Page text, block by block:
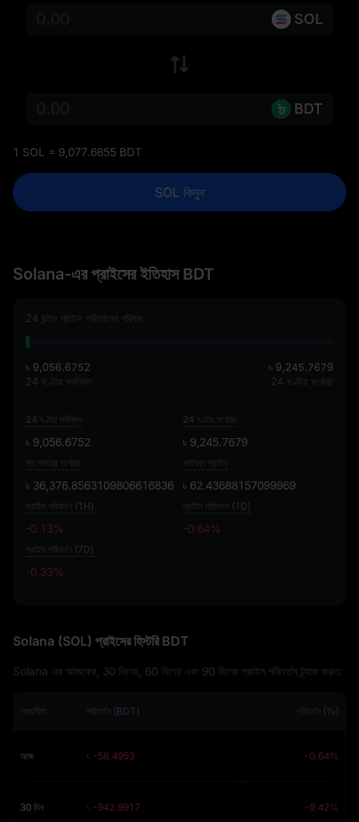
SOL
BDT
1 SOL = 9,077.6855 BDT
SOL কিনুন
Solana-এর প্রাইসের ইতিহাস BDT
24 ঘন্টার প্রাইস পরিবর্তনের পরিসর:
৳ 9,056.6752
24 ঘণ্টায় সর্বনিম্ন
৳ 9,245.7679
24 ঘণ্টায় সর্বোচ্চ
24 ঘণ্টায় সর্বনিম্ন
৳ 9,056.6752
24 ঘণ্টায় সর্বোচ্চ
৳ 9,245.7679
সব সময়ের সর্বোচ্চ
৳ 36,376.8563109806616836
সর্বনিম্ন প্রাইস
৳ 62.43688157099969
প্রাইস পরিবর্তন (1H)
-0.13%
প্রাইস পরিবর্তন (1D)
-0.64%
প্রাইস পরিবর্তন (7D)
-0.33%
Solana (SOL) প্রাইসের হিস্টরি BDT
Solana এর আজকের, 30 দিনের, 60 দিনের এবং 90 দিনের প্রাইস পরিবর্তন ট্র্যাক করুন:
সময়সীমা পরিবর্তন (BDT) পরিবর্তন (%)
আজ ৳ -58.4953 -0.64%
30 দিন ৳ -942.9917 -9.42%